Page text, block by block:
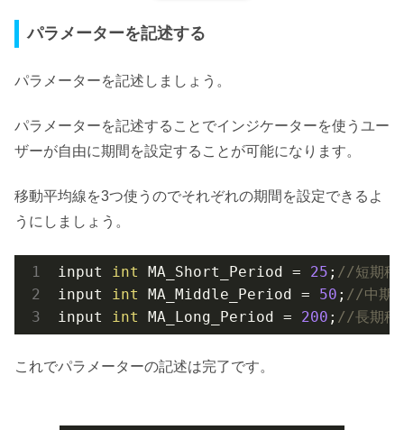
パラメーターを記述する
パラメーターを記述しましょう。
パラメーターを記述することでインジケーターを使うユー
ザーが自由に期間を設定することが可能になります。
移動平均線を3つ使うのでそれぞれの期間を設定できるよ
うにしましょう。
input int MA_Short_Period = 25 ; //短期移
input int MA_Middle_Period = 50 ; //中期
input int MA_Long_Period = 200 ; //長期移
これでパラメーターの記述は完了です。